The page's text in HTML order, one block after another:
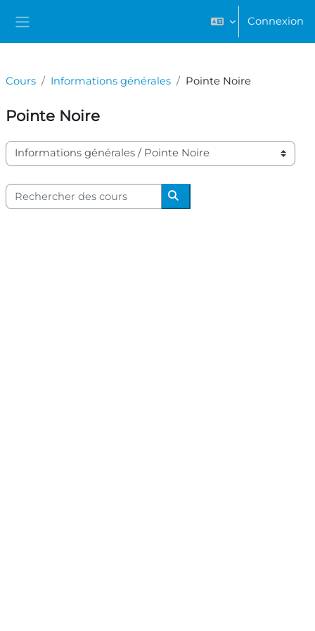
Connexion
Cours Informations générales Pointe Noire
Pointe Noire
Catégories de cours
Rechercher des cours
Rechercher des cours